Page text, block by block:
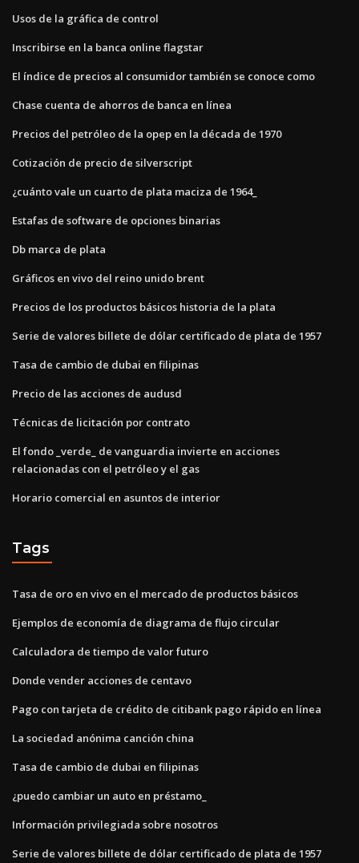
Usos de la gráfica de control
Inscribirse en la banca online flagstar
El índice de precios al consumidor también se conoce como
Chase cuenta de ahorros de banca en línea
Precios del petróleo de la opep en la década de 1970
Cotización de precio de silverscript
¿cuánto vale un cuarto de plata maciza de 1964_
Estafas de software de opciones binarias
Db marca de plata
Gráficos en vivo del reino unido brent
Precios de los productos básicos historia de la plata
Serie de valores billete de dólar certificado de plata de 1957
Tasa de cambio de dubai en filipinas
Precio de las acciones de audusd
Técnicas de licitación por contrato
El fondo _verde_ de vanguardia invierte en acciones
relacionadas con el petróleo y el gas
Horario comercial en asuntos de interior
Tags
Tasa de oro en vivo en el mercado de productos básicos
Ejemplos de economía de diagrama de flujo circular
Calculadora de tiempo de valor futuro
Donde vender acciones de centavo
Pago con tarjeta de crédito de citibank pago rápido en línea
La sociedad anónima canción china
Tasa de cambio de dubai en filipinas
¿puedo cambiar un auto en préstamo_
Información privilegiada sobre nosotros
Serie de valores billete de dólar certificado de plata de 1957